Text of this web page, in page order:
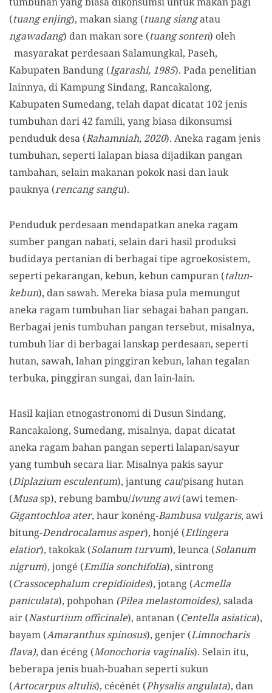
(tuang enjing), makan siang (tuang siangatau
ngawadang) dan makan sore (tuang sonten) oleh
masyarakat perdesaan Salamungkal, Paseh,
Kabupaten Bandung (Igarashi, 1985). Pada penelitian
lainnya, di Kampung Sindang, Rancakalong,
Kabupaten Sumedang, telah dapat dicatat 102 jenis
tumbuhan dari 42 famili, yang biasa dikonsumsi
penduduk desa (Rahamniah, 2020). Aneka ragam jenis
tumbuhan, seperti lalapan biasa dijadikan pangan
tambahan, selain makanan pokok nasi dan lauk
pauknya (rencang sangu).
Penduduk perdesaan mendapatkan aneka ragam
sumber pangan nabati, selain dari hasil produksi
budidaya pertanian di berbagai tipe agroekosistem,
seperti pekarangan, kebun, kebun campuran (talun-
kebun), dan sawah. Mereka biasa pula memungut
aneka ragam tumbuhan liar sebagai bahan pangan.
Berbagai jenis tumbuhan pangan tersebut, misalnya,
tumbuh liar di berbagai lanskap perdesaan, seperti
hutan, sawah, lahan pinggiran kebun, lahan tegalan
terbuka, pinggiran sungai, dan lain-lain.
Hasil kajian etnogastronomi di Dusun Sindang,
Rancakalong, Sumedang, misalnya, dapat dicatat
aneka ragam bahan pangan seperti lalapan/sayur
yang tumbuh secara liar. Misalnya pakis sayur
(Diplazium esculentum), jantung cau/pisang hutan
(Musasp), rebung bambu/iwung awi(awi temen-
Gigantochloa ater, haur konéng-Bambusa vulgaris, awi
bitung-Dendrocalamus asper), honjé (Etlingera
elatior), takokak (Solanum turvum), leunca (Solanum
nigrum), jongé (Emilia sonchifolia), sintrong
(Crassocephalum crepidioides), jotang (Acmella
paniculata), pohpohan (Pilea melastomoides),salada
air (Nasturtium officinale), antanan (Centella asiatica),
bayam (Amaranthus spinosus), genjer (Limnocharis
flava), dan écéng (Monochoria vaginalis). Selain itu,
beberapa jenis buah-buahan seperti sukun
(Artocarpus altulis), cécénét (Physalis angulata), dan